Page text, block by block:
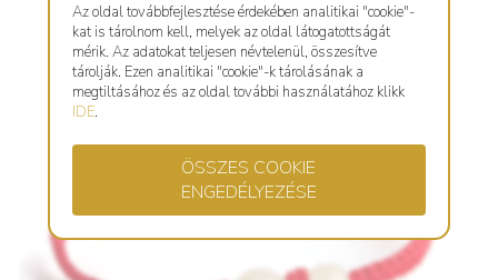
Az oldal továbbfejlesztése érdekében analitikai "cookie"-
kat is tárolnom kell, melyek az oldal látogatottságát
mérik. Az adatokat teljesen névtelenül, összesítve
tárolják. Ezen analitikai "cookie"-k tárolásának a
megtiltásához és az oldal további használatához klikk
IDE.
ÖSSZES COOKIE
ENGEDÉLYEZÉSE